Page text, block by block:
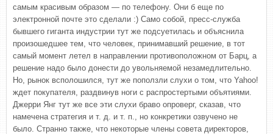
самым красивым образом — по телефону. Они б еще по
электронной почте это сделали :) Само собой, пресс-служба
бывшего гиганта индустрии тут же подсуетилась и объяснила
произошедшее тем, что человек, принимавший решение, в тот
самый момент летел в направлении противоположном от Барц, а
решение надо было донести до увольняемой незамедлительно.
Но, рынок всполошился, тут же поползли слухи о том, что Yahoo!
ждет покупателя, раздвинув ноги с распростертыми объятиями.
Джерри Янг тут же все эти слухи браво опроверг, сказав, что
намечена стратегия и т. д. и т. п., но конкретики озвучено не
было. Странно также, что некоторые члены совета директоров,